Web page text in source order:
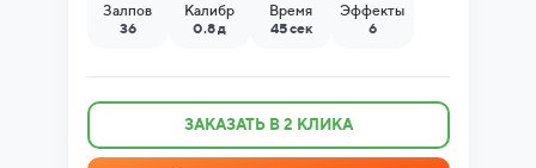
Залпов
36
Калибр
0.8 д
Время
45 сек
Эффекты
6
ЗАКАЗАТЬ В 2 КЛИКА